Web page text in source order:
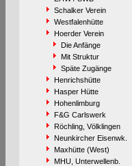
Schalker Verein
Westfalenhütte
Hoerder Verein
Die Anfänge
Mit Struktur
Späte Zugänge
Henrichshütte
Hasper Hütte
Hohenlimburg
F&G Carlswerk
Röchling, Völklingen
Neunkircher Eisenwk.
Maxhütte (West)
MHU, Unterwellenb.